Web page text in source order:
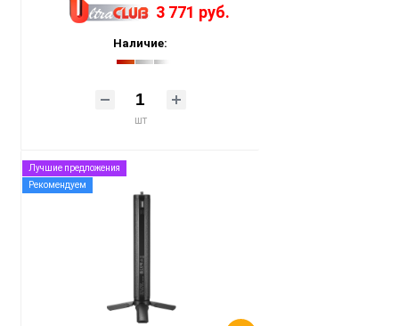
3 771 руб.
Наличие:
шт
Лучшие предложения
Рекомендуем